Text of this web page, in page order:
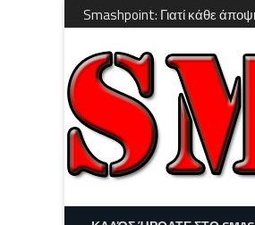
Smashpoint: Γιατί κάθε